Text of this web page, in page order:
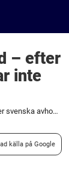
– efter
inte
Ebba Anderssons ärliga ord – efter svenska avhoppet: "Jag var inte förberedd på det här"
källa på Google